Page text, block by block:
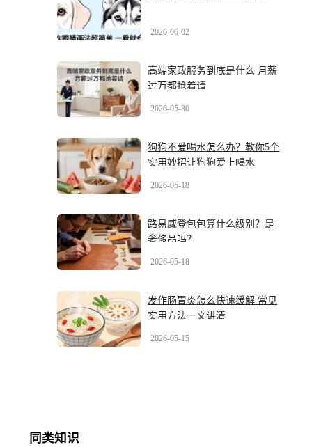
2026-06-02
高端家政服务到底是什么 月薪
过万都抢着请
2026-05-30
狗狗不爱喝水怎么办？教你5个
实用妙招让狗狗爱上喝水
2026-05-18
路易威登包包算什么级别？是
奢侈品吗？
2026-05-18
发作肠胃炎怎么快速缓解 常见
实用方法一文讲清
2026-05-15
同类知识